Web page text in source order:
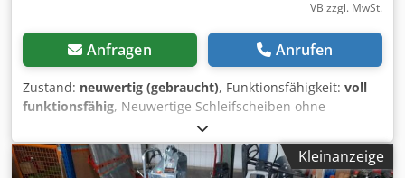
VB zzgl. MwSt.
Anfragen Anrufen
Zustand: neuwertig (gebraucht), Funktionsfähigkeit: voll
funktionsfähig, Neuwertige Schleifscheiben ohne
Scheibenflansche. Klangprobe ist gemacht worden, in
Ordnung. Dodpfx Adsx Npaxjqokr
Kleinanzeige